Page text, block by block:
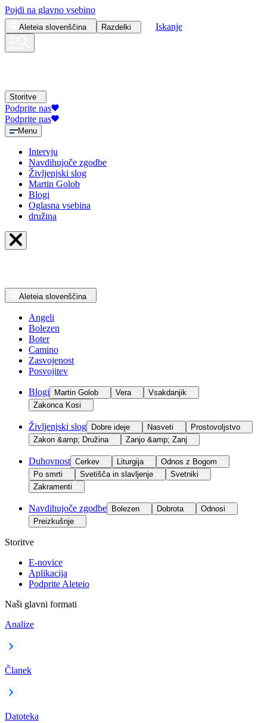
Pojdi na glavno vsebino
Aleteia slovenščina Razdelki Iskanje
Storitve
Podprite nas
Podprite nas
Menu
Intervju
Navdihujoče zgodbe
Življenjski slog
Martin Golob
Blogi
Oglasna vsebina
družina
Aleteia slovenščina
Angeli
Bolezen
Boter
Camino
Zasvojenost
Posvojitev
Blogi Martin Golob Vera
Vsakdanjik
Zakonca Kosi
Življenjski slog Dobre ideje Nasveti
Prostovoljstvo
Zakon &amp; Družina
Zanjo &amp; Zanj
Duhovnost Cerkev Liturgija
Odnos z Bogom
Po smrti
Svetišča in slavljenje
Svetniki
Zakramenti
Navdihujoče zgodbe Bolezen Dobrota
Odnosi
Preizkušnje
Storitve
E-novice
Aplikacija
Podprite Aleteio
Naši glavni formati
Analize
Članek
Datoteka